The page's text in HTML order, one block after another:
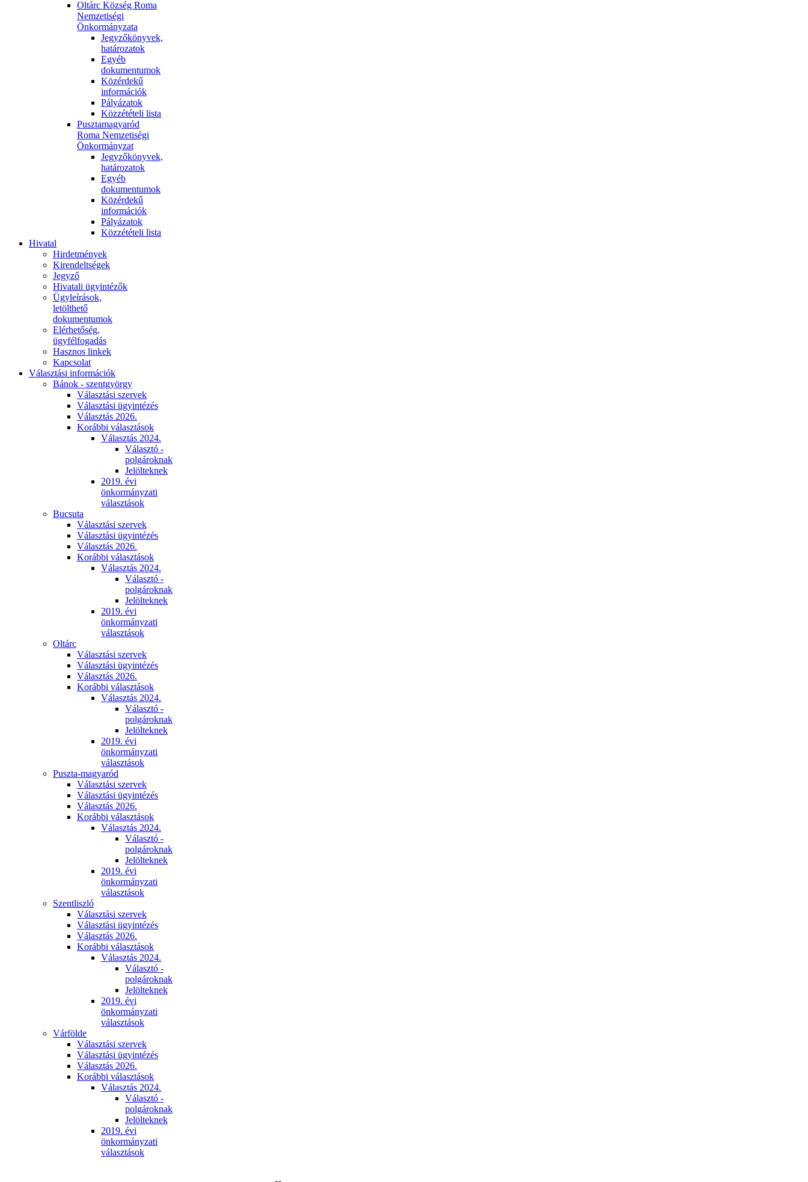
Oltárc Község Roma
Nemzetiségi
Önkormányzata
Jegyzőkönyvek,
határozatok
Egyéb
dokumentumok
Közérdekű
információk
Pályázatok
Közzétételi lista
Pusztamagyaród
Roma Nemzetiségi
Önkormányzat
Jegyzőkönyvek,
határozatok
Egyéb
dokumentumok
Közérdekű
információk
Pályázatok
Közzétételi lista
Hivatal
Hirdetmények
Kirendeltségek
Jegyző
Hivatali ügyintézők
Ügyleírások,
letölthető
dokumentumok
Elérhetőség,
ügyfélfogadás
Hasznos linkek
Kapcsolat
Választási információk
Bánok - szentgyörgy
Választási szervek
Választási ügyintézés
Választás 2026.
Korábbi választások
Választás 2024.
Választó -
polgároknak
Jelölteknek
2019. évi
önkormányzati
választások
Bucsuta
Választási szervek
Választási ügyintézés
Választás 2026.
Korábbi választások
Választás 2024.
Választó -
polgároknak
Jelölteknek
2019. évi
önkormányzati
választások
Oltárc
Választási szervek
Választási ügyintézés
Választás 2026.
Korábbi választások
Választás 2024.
Választó -
polgároknak
Jelölteknek
2019. évi
önkormányzati
választások
Puszta-magyaród
Választási szervek
Választási ügyintézés
Választás 2026.
Korábbi választások
Választás 2024.
Választó -
polgároknak
Jelölteknek
2019. évi
önkormányzati
választások
Szentliszló
Választási szervek
Választási ügyintézés
Választás 2026.
Korábbi választások
Választás 2024.
Választó -
polgároknak
Jelölteknek
2019. évi
önkormányzati
választások
Várfölde
Választási szervek
Választási ügyintézés
Választás 2026.
Korábbi választások
Választás 2024.
Választó -
polgároknak
Jelölteknek
2019. évi
önkormányzati
választások